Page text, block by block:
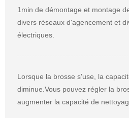
1min de démontage et montage
divers réseaux d'agencement et
électriques.
Lorsque la brosse s'use, la
diminue.Vous pouvez régler la
augmenter la capacité de